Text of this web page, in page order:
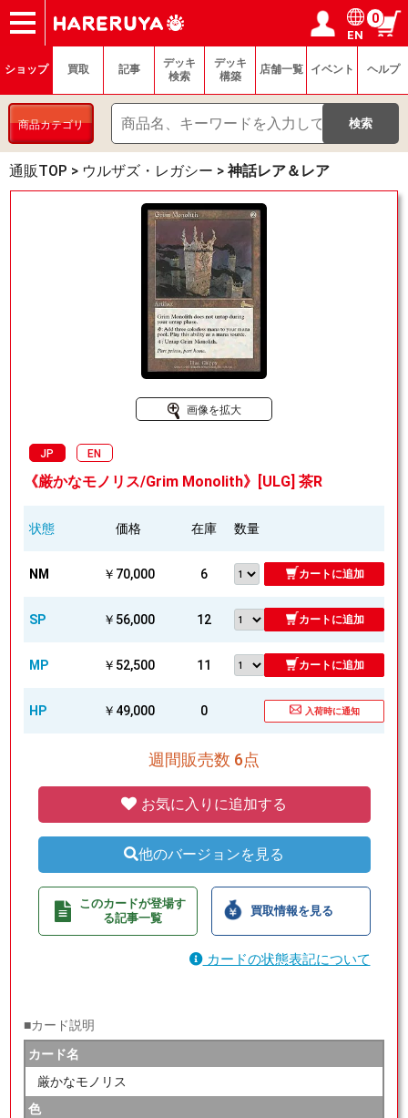
ショップ
買取
記事
デッキ検索
デッキ構築
選手一覧
店舗一覧
イベント
ヘルプ
お問い合わせ ログイン／会員登録
マイページ
EN
0
ショップ 買取 記事
デッキ
検索
デッキ
構築
店舗一覧 イベント ヘルプ
商品カテゴリ
通販TOP > ウルザズ・レガシー > 神話レア＆レア
画像を拡大
JP EN
《厳かなモノリス/Grim Monolith》[ULG] 茶R
状態 価格 在庫 数量
NM ￥70,000 6 カートに追加
SP ￥56,000 12 カートに追加
MP ￥52,500 11 カートに追加
HP ￥49,000 0 入荷時に通知
週間販売数 6点
お気に入りに追加する
他のバージョンを見る
このカードが登場す
る記事一覧
買取情報を見る
カードの状態表記について
■カード説明
カード名
厳かなモノリス
色